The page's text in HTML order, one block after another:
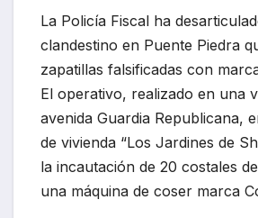
La Policía Fiscal ha
clandestino en Puente Piedra
zapatillas falsificadas con
El operativo, realizado en una
avenida Guardia Republicana,
de vivienda “Los Jardines de
la incautación de 20 costales
una máquina de coser marca